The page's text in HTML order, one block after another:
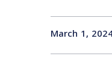
March 1,